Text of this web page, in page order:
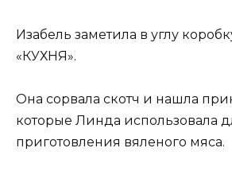
Изабель заметила в углу
«КУХНЯ».
Она сорвала скотч и нашла
которые Линда использовала
приготовления вяленого мяса.